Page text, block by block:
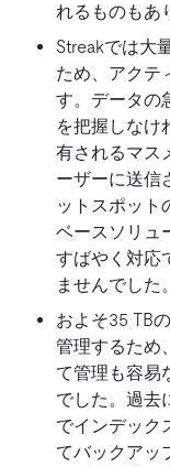
れるものもあ
Streakでは大
ため、アクテ
す。データの
を把握しなけ
有されるマス
ーザーに送信
ットスポット
ベースソリュ
すばやく対応
ませんでした。
およそ35 TB
管理するため
て管理も容易
でした。過去
でインデック
てバックアッ